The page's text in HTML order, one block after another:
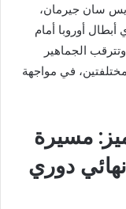
سان جيرمان،
أوروبا أمام
الجماهير
في مواجهة
مسيرة
دوري